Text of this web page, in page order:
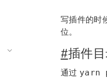
写插件的时
位。
#插件
通过 yarn